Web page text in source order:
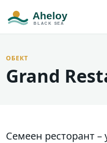
ОБЕКТ
Grand
Семеен ресторант –